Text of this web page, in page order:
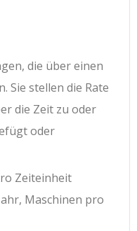
die über einen
Sie stellen die Rate
die Zeit zu oder
oder
Zeiteinheit
Maschinen pro